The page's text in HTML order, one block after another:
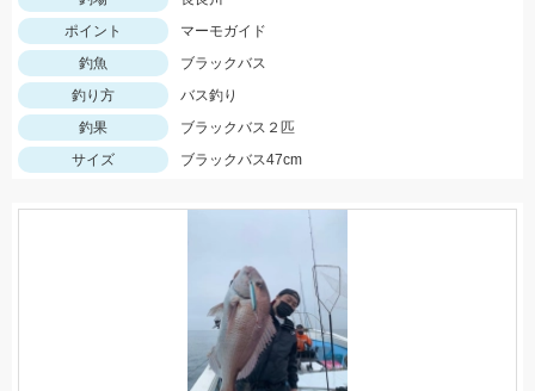
ポイント
マーモガイド
釣魚
ブラックバス
釣り方
バス釣り
釣果
ブラックバス２匹
サイズ
ブラックバス47cm